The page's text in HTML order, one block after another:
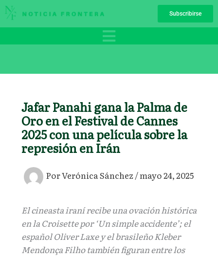
Ir
al
Subscribirse
Jafar Panahi gana la Palma de
Oro en el Festival de Cannes
2025 con una película sobre la
represión en Irán
PorVerónica Sánchez/mayo 24, 2025
El cineasta iraní recibe una ovación histórica
en la Croisette por ‘Un simple accidente’; el
español Oliver Laxe y el brasileño Kleber
Mendonça Filho también figuran entre los